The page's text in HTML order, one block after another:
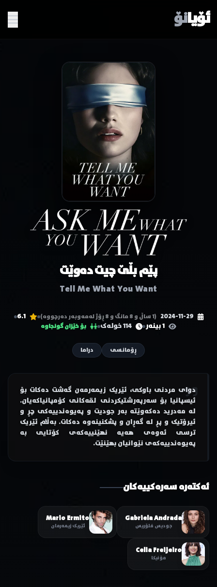
ئۆیانۆ
پێم بڵێ چیت دەوێت
Tell Me What You Want
2024-11-29 (1 ساڵ و 8 مانگ و 8 ڕۆژ لەمەوبەر دەرچووە)
6.1
1 بینەر
114 خولەک بۆ خێزان گونجاوە
ڕۆمانسی دراما
دوای مردنی باوکی، ئێریک زیمەرمەن گەشت دەکات بۆ
ئیسپانیا بۆ سەرپەرشتیکردنی لقەکانی کۆمپانیاکەیان.
لە مەدرید دەکەوێتە بەر جودیت و پەیوەندییەکی چڕ و
ئیرۆتیک و پڕ لە گەڕان و پشکنینەوە دەکات. بەڵام ئێریک
ترسی ئەوەی هەیە نهێنییەکەی کۆتایی بە
پەیوەندییەکەی نێوانیان بهێنێت.
ئەکتەرە سەرەکییەکان
Gabriela Andrada
جودیس فلۆریس
Mario Ermito
ئێریک زیمەرمان
Celia Freijeiro
مۆنیکا